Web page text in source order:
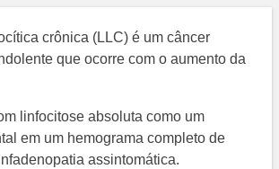
crônica (LLC) é um câncer
que ocorre com o aumento da
linfocitose absoluta como um
em um hemograma completo de
assintomática.